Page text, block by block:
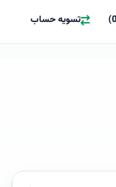
تسویه حساب